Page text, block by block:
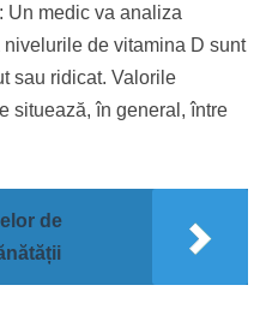
Un medic va analiza
de vitamina D sunt
sau ridicat. Valorile
situează, în general, între
de